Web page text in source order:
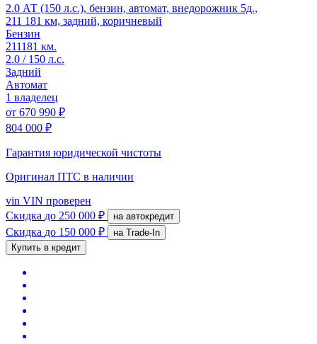
2.0 АТ (150 л.с.), бензин, автомат, внедорожник 5д.,
211 181 км, задний, коричневый
Бензин
211181 км.
2.0 / 150 л.с.
Задний
Автомат
1 владелец
от 670 990 ₽
804 000 ₽
Гарантия юридической чистоты
Оригинал ПТС в наличии
vin VIN проверен
Скидка до 250 000 ₽ на автокредит
Скидка до 150 000 ₽
на Trade-In
Купить в кредит